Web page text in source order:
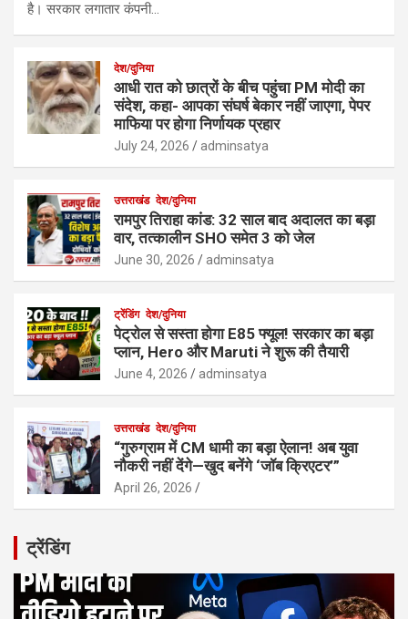
है। सरकार लगातार कंपनी…
देश/दुनिया
आधी रात को छात्रों के बीच पहुंचा PM मोदी का
संदेश, कहा- आपका संघर्ष बेकार नहीं जाएगा, पेपर
माफिया पर होगा निर्णायक प्रहार
July 24, 2026 adminsatya
उत्तराखंड देश/दुनिया
रामपुर तिराहा कांड: 32 साल बाद अदालत का बड़ा
वार, तत्कालीन SHO समेत 3 को जेल
June 30, 2026 adminsatya
ट्रेंडिंग देश/दुनिया
पेट्रोल से सस्ता होगा E85 फ्यूल! सरकार का बड़ा
प्लान, Hero और Maruti ने शुरू की तैयारी
June 4, 2026 adminsatya
उत्तराखंड देश/दुनिया
“गुरुग्राम में CM धामी का बड़ा ऐलान! अब युवा
नौकरी नहीं देंगे—खुद बनेंगे ‘जॉब क्रिएटर’”
April 26, 2026
ट्रेंडिंग